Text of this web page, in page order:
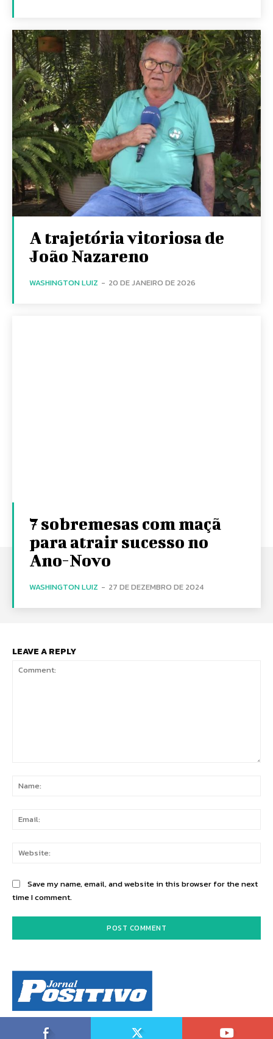
A trajetória vitoriosa de
João Nazareno
WASHINGTON LUIZ - 20 DE JANEIRO DE 2026
7 sobremesas com maçã
para atrair sucesso no
Ano-Novo
WASHINGTON LUIZ - 27 DE DEZEMBRO DE 2024
LEAVE A REPLY
Save my name, email, and website in this browser for the next
time I comment.